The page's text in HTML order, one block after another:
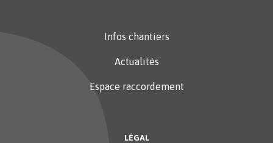
Infos chantiers
Actualités
Espace raccordement
LÉGAL